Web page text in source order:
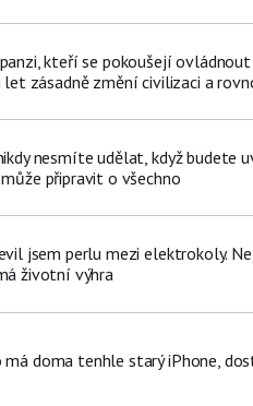
kteří se pokoušejí
zásadně změní civilizaci a
nesmíte udělat, když budete
připravit o všechno
jsem perlu mezi elektrokoly.
životní výhra
má doma tenhle starý iPhone,